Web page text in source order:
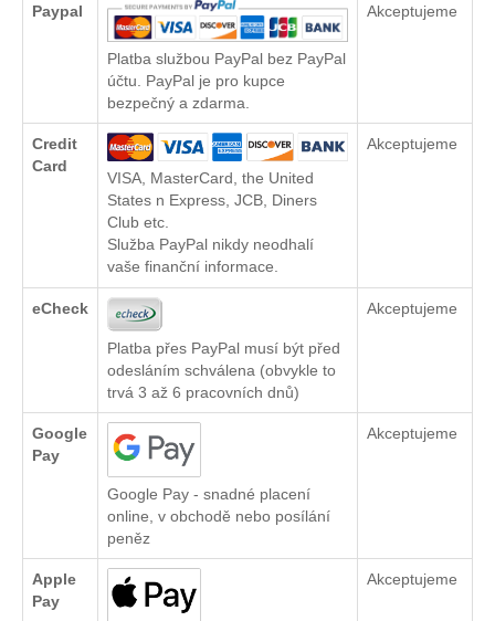
Paypal
Platba službou PayPal bez PayPal
účtu. PayPal je pro kupce
bezpečný a zdarma.
Akceptujeme
Credit
Card
VISA, MasterCard, the United
States n Express, JCB, Diners
Club etc.
Služba PayPal nikdy neodhalí
vaše finanční informace.
Akceptujeme
eCheck
Platba přes PayPal musí být před
odesláním schválena (obvykle to
trvá 3 až 6 pracovních dnů)
Akceptujeme
Google
Pay
Google Pay - snadné placení
online, v obchodě nebo posílání
peněz
Akceptujeme
Apple
Pay
Akceptujeme